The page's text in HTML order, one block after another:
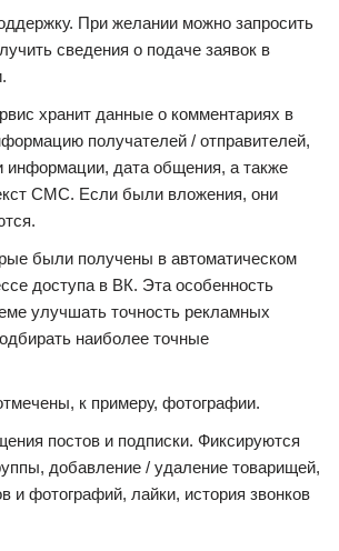
При желании можно запросить
сведения о подаче заявок в
хранит данные о комментариях в
получателей / отправителей,
информации, дата общения, а также
СМС. Если были вложения, они
были получены в автоматическом
доступа в ВК. Эта особенность
улучшать точность рекламных
наиболее точные
к примеру, фотографии.
постов и подписки. Фиксируются
добавление / удаление товарищей,
и фотографий, лайки, история звонков